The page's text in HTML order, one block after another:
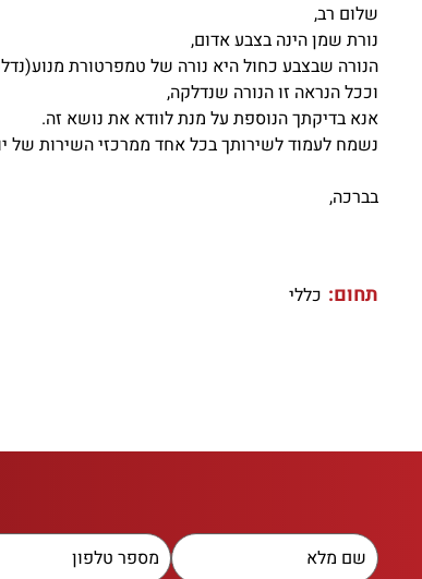
שלום רב,
נורת שמן הינה בצבע אדום,
הנורה שבצבע כחול היא נורה של טמפרטורת
וככל הנראה זו הנורה שנדלקה,
אנא בדיקתך הנוספת על מנת לוודא את נושא זה.
נשמח לעמוד לשירותך בכל אחד ממרכזי השירות של
בברכה,
תחום: כללי